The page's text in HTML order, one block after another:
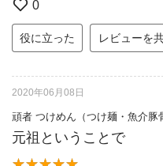
0
役に立った レビューを
2020年06月08日
頑者 つけめん（つけ麺・魚介豚
元祖ということで